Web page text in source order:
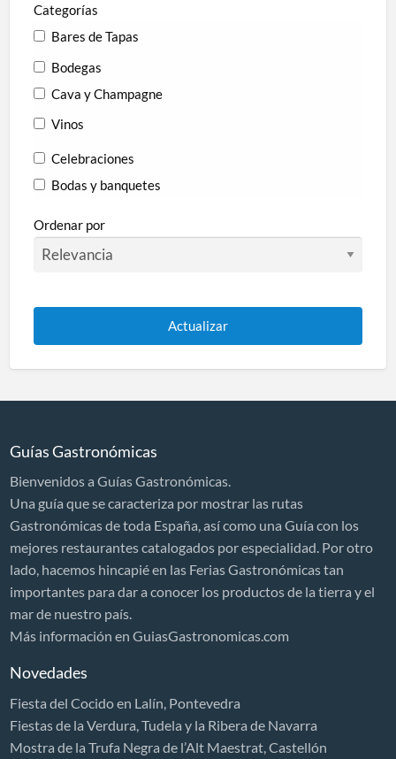
Categorías
Bares de Tapas
Bodegas
Cava y Champagne
Vinos
Celebraciones
Bodas y banquetes
Especialidad
Asadores
Cocina creativa y de mercado
Cocina Internacional
Cocina Mediterránea
Cocina regional
Cocina tradicional
Comida vasconavarra
Sidrerías
Sushi
Gourmet
Ibéricos
Ordenar por
Guías Gastronómicas
Bienvenidos a Guías Gastronómicas.
Una guía que se caracteriza por mostrar las rutas
Gastronómicas de toda España, así como una Guía con los
mejores restaurantes catalogados por especialidad. Por otro
lado, hacemos hincapié en las Ferias Gastronómicas tan
importantes para dar a conocer los productos de la tierra y el
mar de nuestro país.
Más información en GuiasGastronomicas.com
Novedades
Fiesta del Cocido en Lalín, Pontevedra
Fiestas de la Verdura, Tudela y la Ribera de Navarra
Mostra de la Trufa Negra de l’Alt Maestrat, Castellón